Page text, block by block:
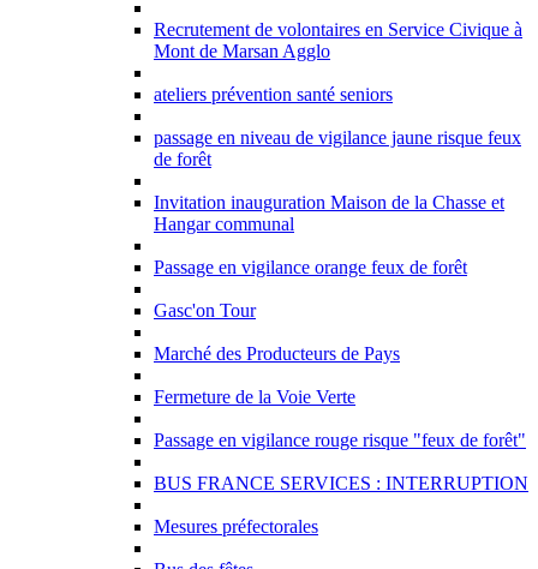
Recrutement de volontaires en Service Civique à
Mont de Marsan Agglo
ateliers prévention santé seniors
passage en niveau de vigilance jaune risque feux
de forêt
Invitation inauguration Maison de la Chasse et
Hangar communal
Passage en vigilance orange feux de forêt
Gasc'on Tour
Marché des Producteurs de Pays
Fermeture de la Voie Verte
Passage en vigilance rouge risque "feux de forêt"
BUS FRANCE SERVICES : INTERRUPTION
Mesures préfectorales